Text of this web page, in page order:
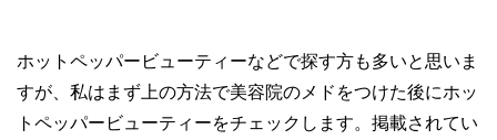
ホットペッパービューティーなどで探す方も多いと思いま
すが、私はまず上の方法で美容院のメドをつけた後にホッ
トペッパービューティーをチェックします。掲載されてい